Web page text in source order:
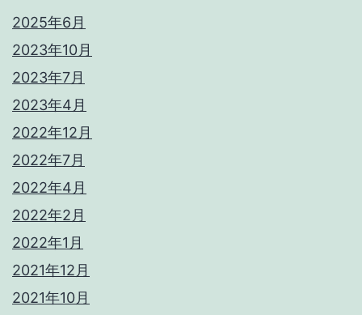
2025年6月
2023年10月
2023年7月
2023年4月
2022年12月
2022年7月
2022年4月
2022年2月
2022年1月
2021年12月
2021年10月